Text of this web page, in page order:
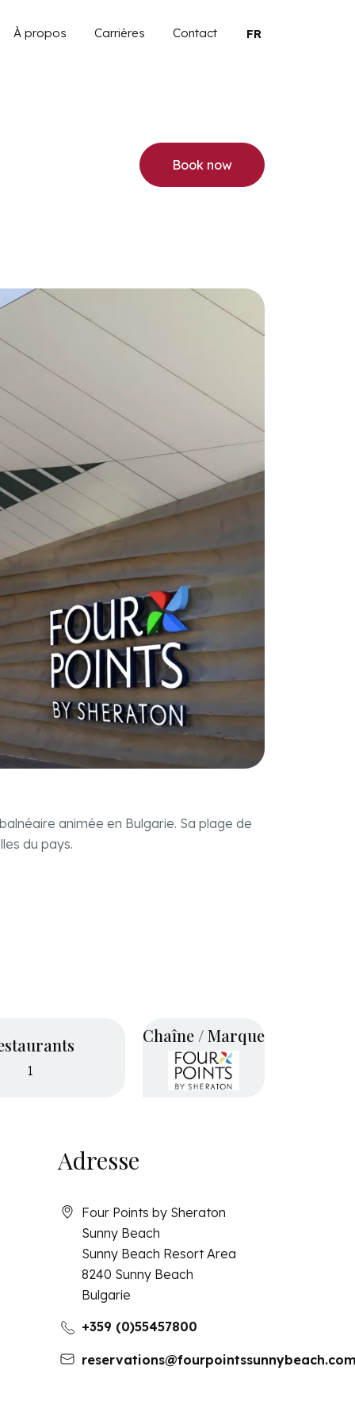
À propos Carrières Contact Select your
book now
animée en Bulgarie. Sa plage de
du pays.
1
Chaîne / Marque
Adresse
Four Points by Sheraton
Sunny Beach
Sunny Beach Resort Area
8240 Sunny Beach
Bulgarie
+359 (0)55457800